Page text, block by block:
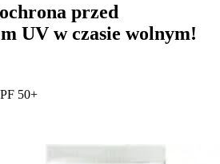
przed
UV w czasie wolnym!
50+